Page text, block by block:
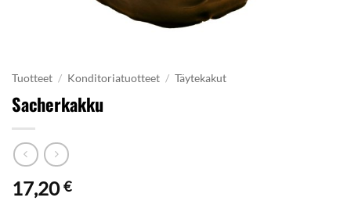
Tuotteet / Konditoriatuotteet / Täytekakut
Sacherkakku
17,20€